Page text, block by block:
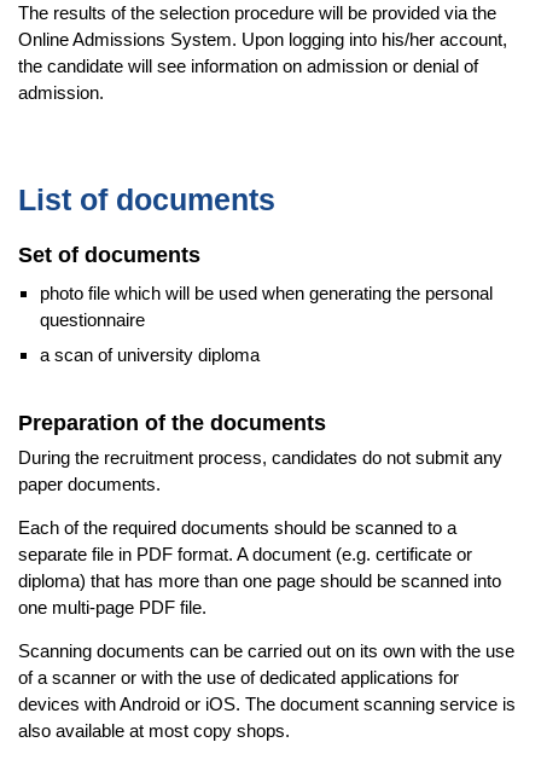
The results of the selection procedure will be provided via the
Online Admissions System. Upon logging into his/her account,
the candidate will see information on admission or denial of
admission.
List of documents
Set of documents
photo file which will be used when generating the personal
questionnaire
a scan of university diploma
Preparation of the documents
During the recruitment process, candidates do not submit any
paper documents.
Each of the required documents should be scanned to a
separate file in PDF format. A document (e.g. certificate or
diploma) that has more than one page should be scanned into
one multi-page PDF file.
Scanning documents can be carried out on its own with the use
of a scanner or with the use of dedicated applications for
devices with Android or iOS. The document scanning service is
also available at most copy shops.